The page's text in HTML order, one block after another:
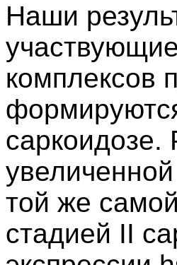
Наши
комплексов
той же
стадией II